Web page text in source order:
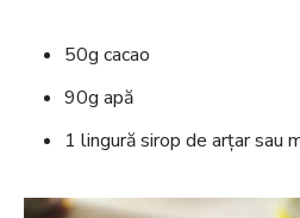
50g cacao
90g apă
1 lingură sirop de arțar sau